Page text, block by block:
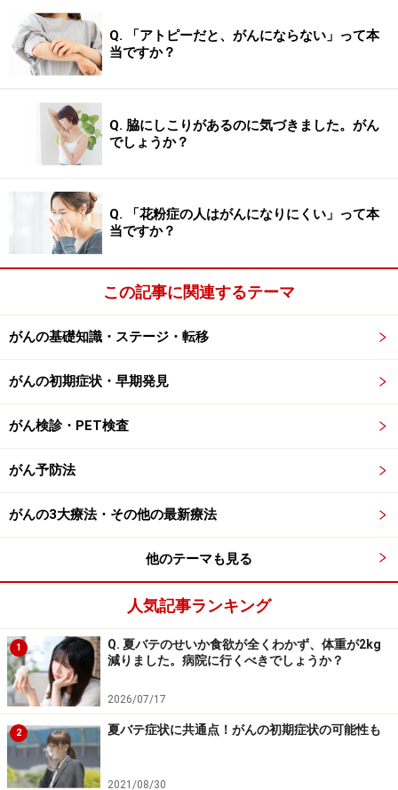
1つは、胸部からのアプローチを今までのような大きな
創（きず）を伴う「開胸手術」ではなく、内視鏡を用い
とは痛みの軽減につながるだけでなく呼吸筋の温存が可
能になりため、術後のQOL（生活の質）の維持、向上が
期待できます。
もう1つは,
早期発見ができた食道がんに限られますが、消化管内視
鏡（いわゆる「胃カメラ」）で、粘膜ともども食道がん
を根こそぎ切除してしまう手術法です。これを
「EMR（内視鏡下粘膜切除術）」といいます。EMRなら
首にも胸にもお腹にもメスを入れる必要がないため、極
めて小さなダメージに押さえることができるのです。
早期発見できれば、手術のダメージが小さい早期治療が
可能になるので、喉に違和感を感じた場合は早めに内科
タバコは食道がんにとっても大きな危険因子。がん予防には
まず禁煙を
どんなに治療法の開発が進んだとしても、予防に勝るも
のはありません。食道がんの代表的な危険因子は以下の
3つです。
Q. 「アトピーだと、がんにならない」って本
当ですか？
Q. 脇にしこりがあるのに気づきました。がん
でしょうか？
Q. 「花粉症の人はがんになりにくい」って本
当ですか？
この記事に関連するテーマ
がんの基礎知識・ステージ・転移
がんの初期症状・早期発見
がん検診・PET検査
がん予防法
がんの3大療法・その他の最新療法
他のテーマも見る
人気記事ランキング
1
Q. 夏バテのせいか食欲が全くわかず、体重が2kg
減りました。病院に行くべきでしょうか？
2026/07/17
2 夏バテ症状に共通点！がんの初期症状の可能性も
2021/08/30